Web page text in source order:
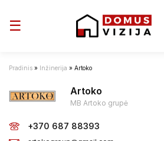
Toggle navigation
☰
Pradinis » Inžinerija » Artoko
Artoko
MB Artoko grupė
+370 687 88393